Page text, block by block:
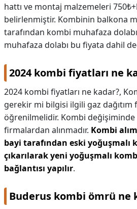
hattı ve montaj malzemeleri
belirlenmiştir. Kombinin balkona
tarafından kombi muhafaza
muhafaza dolabı bu fiyata dahil
2024 kombi fiyatları ne
2024 kombi fiyatları ne kadar?,
gerekir mi bilgisi ilgili gaz dağıtım
öğrenilmelidir. Kombi
firmalardan alınmadır. Kombi
bayi tarafından eski yoğuşmalı
çıkarılarak yeni yoğuşmalı
bağlantısı yapılır.
Buderus kombi ömrü ne